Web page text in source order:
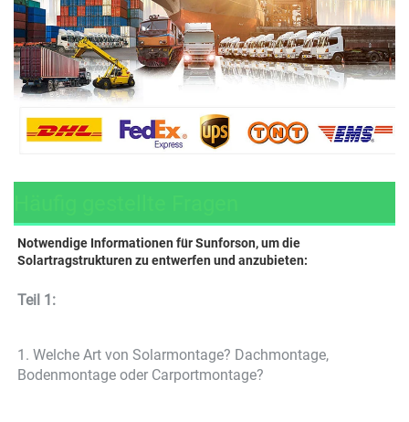
Notwendige Informationen für Sunforson, um die
Solartragstrukturen zu entwerfen und anzubieten:
Teil 1:
1. Welche Art von Solarmontage? Dachmontage,
Bodenmontage oder Carportmontage?